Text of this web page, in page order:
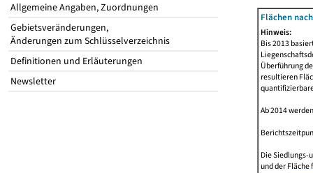
Allgemeine Angaben, Zuordnungen
Gebietsveränderungen,
Änderungen zum Schlüsselverzeichnis
Definitionen und Erläuterungen
Newsletter
Flächen
Hinweis:
Bis 2013
Überführung
resultieren
Ab 2014
Die Siedlungs-
und der Fläche